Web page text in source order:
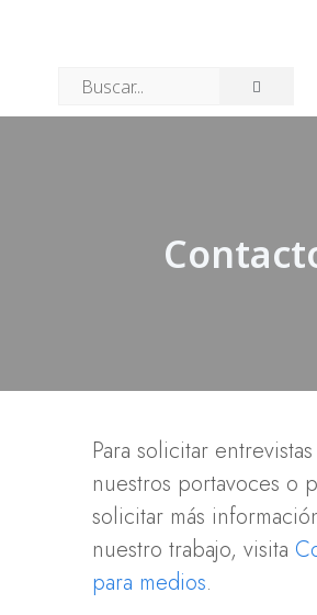
Para solicitar
nuestros portavoces o
solicitar más
nuestro trabajo, visita
para medios.